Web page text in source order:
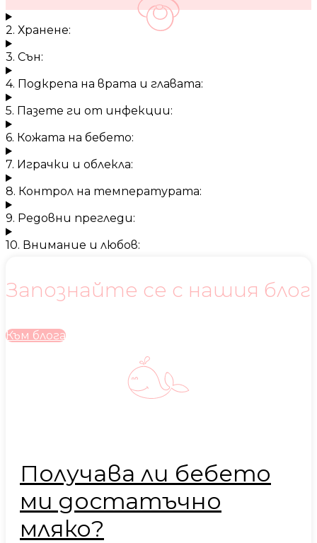
2. Хранене:
3. Сън:
4. Подкрепа на врата и главата:
5. Пазете ги от инфекции:
6. Кожата на бебето:
7. Играчки и облекла:
8. Контрол на температурата:
9. Редовни прегледи:
10. Внимание и любов:
Запознайте се с нашия блог
Към блога
Получава ли бебето
ми достатъчно
мляко?